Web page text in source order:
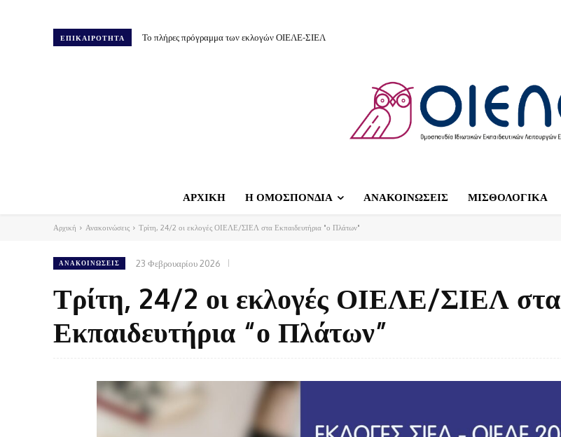
ΕΠΙΚΑΙΡΟΤΗΤΑ Το πλήρες πρόγραμμα των εκλογών ΟΙΕΛΕ-ΣΙΕΛ
ΑΡΧΙΚΗ Η ΟΜΟΣΠΟΝΔΙΑ ΑΝΑΚΟΙΝΩΣΕΙΣ ΜΙΣΘΟΛΟΓΙΚΑ
Αρχική Ανακοινώσεις Τρίτη, 24/2 οι εκλογές ΟΙΕΛΕ/ΣΙΕΛ στα Εκπαιδευτήρια "ο Πλάτων"
ΑΝΑΚΟΙΝΏΣΕΙΣ 23 Φεβρουαρίου 2026
Τρίτη, 24/2 οι εκλογές ΟΙΕΛΕ/ΣΙΕΛ στα
Εκπαιδευτήρια “ο Πλάτων”